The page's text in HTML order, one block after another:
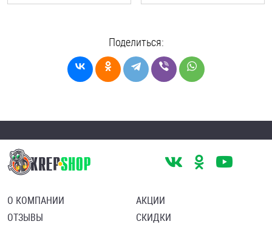
Поделиться:
О КОМПАНИИ
ОТЗЫВЫ
АКЦИИ
СКИДКИ